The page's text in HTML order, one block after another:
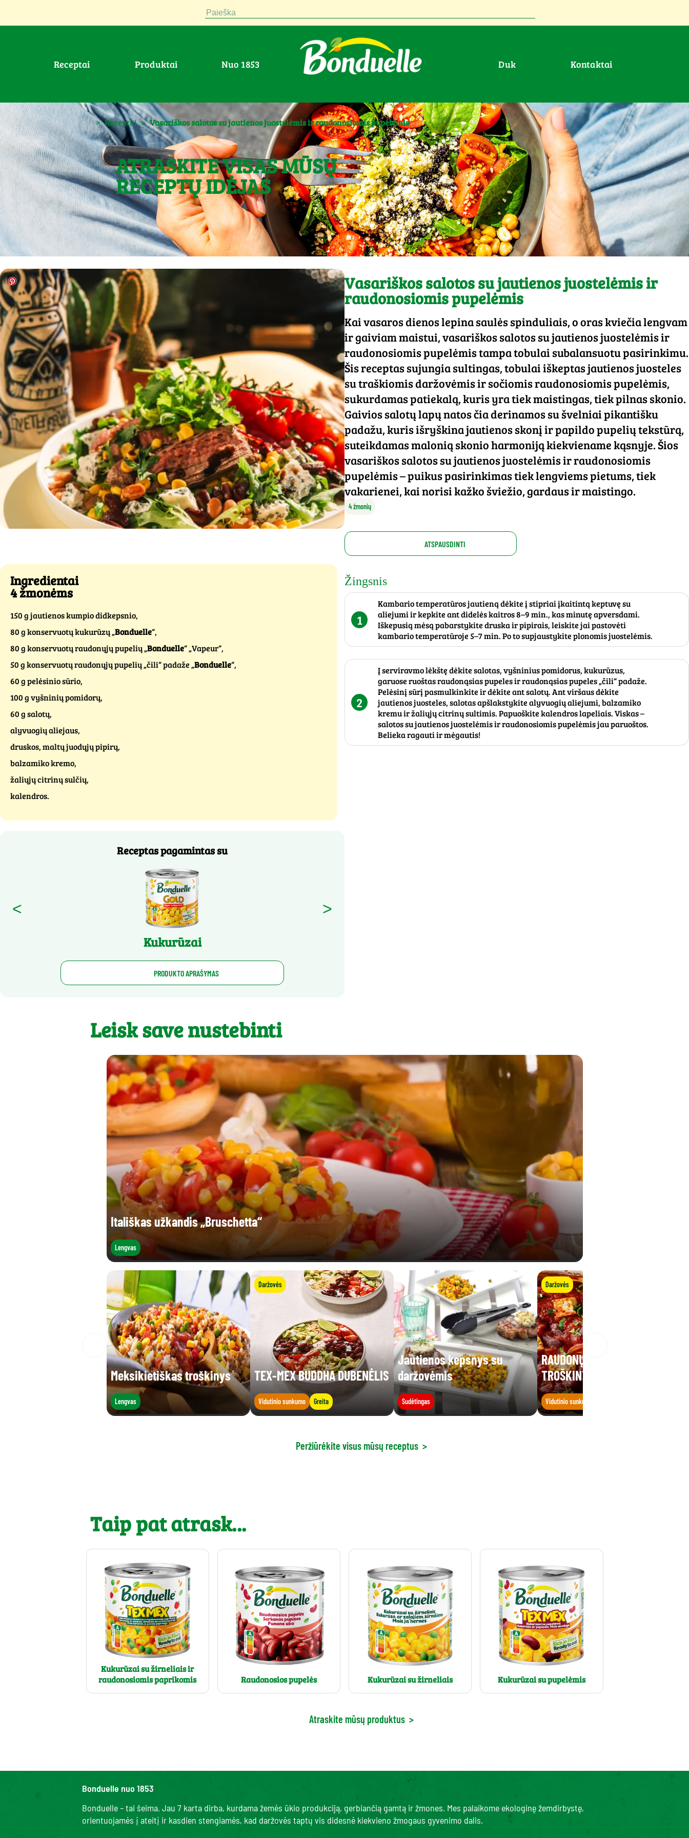
Paieška
Receptai Produktai nuo 1853 duk Kontaktai
> Receptai > Vasariškos salotos su jautienos juostelėmis ir raudonosiomis pupelėmis
ATRASKITE VISAS MŪSŲ
RECEPTŲ IDĖJAS
Vasariškos salotos su jautienos juostelėmis ir
raudonosiomis pupelėmis
Kai vasaros dienos lepina saulės spinduliais, o oras kviečia lengvam
ir gaiviam maistui, vasariškos salotos su jautienos juostelėmis ir
raudonosiomis pupelėmis tampa tobulai subalansuotu pasirinkimu.
Šis receptas sujungia sultingas, tobulai iškeptas jautienos juosteles
su traškiomis daržovėmis ir sočiomis raudonosiomis pupelėmis,
sukurdamas patiekalą, kuris yra tiek maistingas, tiek pilnas skonio.
Gaivios salotų lapų natos čia derinamos su švelniai pikantišku
padažu, kuris išryškina jautienos skonį ir papildo pupelių tekstūrą,
suteikdamas malonią skonio harmoniją kiekviename kąsnyje. Šios
vasariškos salotos su jautienos juostelėmis ir raudonosiomis
pupelėmis – puikus pasirinkimas tiek lengviems pietums, tiek
vakarienei, kai norisi kažko šviežio, gardaus ir maistingo.
4 žmonių
ATSPAUSDINTI
Ingredientai
4 žmonėms
150 g jautienos kumpio didkepsnio,
80 g konservuotų kukurūzų „Bonduelle“,
80 g konservuotų raudonųjų pupelių „Bonduelle“ „Vapeur“,
50 g konservuotų raudonųjų pupelių „čili“ padaže „Bonduelle“,
60 g pelėsinio sūrio,
100 g vyšninių pomidorų,
60 g salotų,
alyvuogių aliejaus,
druskos, maltų juodųjų pipirų,
balzamiko kremo,
žaliųjų citrinų sulčių,
kalendros.
Receptas pagamintas su
<
Kukurūzai
>
PRODUKTO APRAŠYMAS
Žingsnis
1
Kambario temperatūros jautieną dėkite į stipriai įkaitintą keptuvę su
aliejumi ir kepkite ant didelės kaitros 8–9 min., kas minutę apversdami.
Iškepusią mėsą pabarstykite druska ir pipirais, leiskite jai pastovėti
kambario temperatūroje 5–7 min. Po to supjaustykite plonomis juostelėmis.
2
Į serviravmo lėkštę dėkite salotas, vyšninius pomidorus, kukurūzus,
garuose ruoštas raudonąsias pupeles ir raudonąsias pupeles „čili“ padaže.
Pelėsinį sūrį pasmulkinkite ir dėkite ant salotų. Ant viršaus dėkite
jautienos juosteles, salotas apšlakstykite alyvuogių aliejumi, balzamiko
kremu ir žaliųjų citrinų sultimis. Papuoškite kalendros lapeliais. Viskas –
salotos su jautienos juostelėmis ir raudonosiomis pupelėmis jau paruoštos.
Belieka ragauti ir mėgautis!
Leisk save nustebinti
Itališkas užkandis „Bruschetta“
Lengvas
Meksikietiškas troškinys
Lengvas
Daržovės
TEX-MEX BUDDHA DUBENĖLIS
Vidutinio sunkumo Greita
Jautienos kepsnys su
daržovėmis
Sudėtingas
Daržovės
RAUDONŲJŲ PUPELIŲ
TROŠKINYS SU KEPTA FETA
Vidutinio sunkumo
Peržiūrėkite visus mūsų receptus >
Taip pat atrask...
Kukurūzai su žirneliais ir
raudonosiomis paprikomis
Raudonosios pupelės Kukurūzai su žirneliais Kukurūzai su pupelėmis
Atraskite mūsų produktus >
Bonduelle nuo 1853
Bonduelle – tai šeima. Jau 7 karta dirba, kurdama žemės ūkio produkciją, gerbiančią gamtą ir žmones. Mes palaikome ekologinę žemdirbystę,
orientuojamės į ateitį ir kasdien stengiamės, kad daržovės taptų vis didesnė kiekvieno žmogaus gyvenimo dalis.